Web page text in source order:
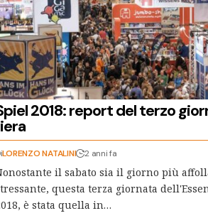
2018: report del terzo
LORENZO NATALINI 2 anni fa
il sabato sia il giorno più
questa terza giornata
è stata quella in…